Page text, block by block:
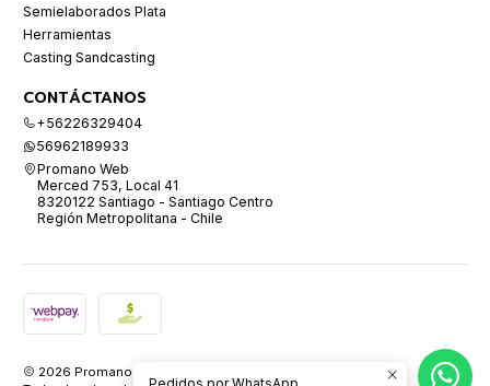
Semielaborados Plata
Herramientas
Casting Sandcasting
CONTÁCTANOS
+56226329404
56962189933
Promano Web
Merced 753, Local 41
8320122 Santiago - Santiago Centro
Región Metropolitana - Chile
2026 Promano.
Pedidos por WhatsApp